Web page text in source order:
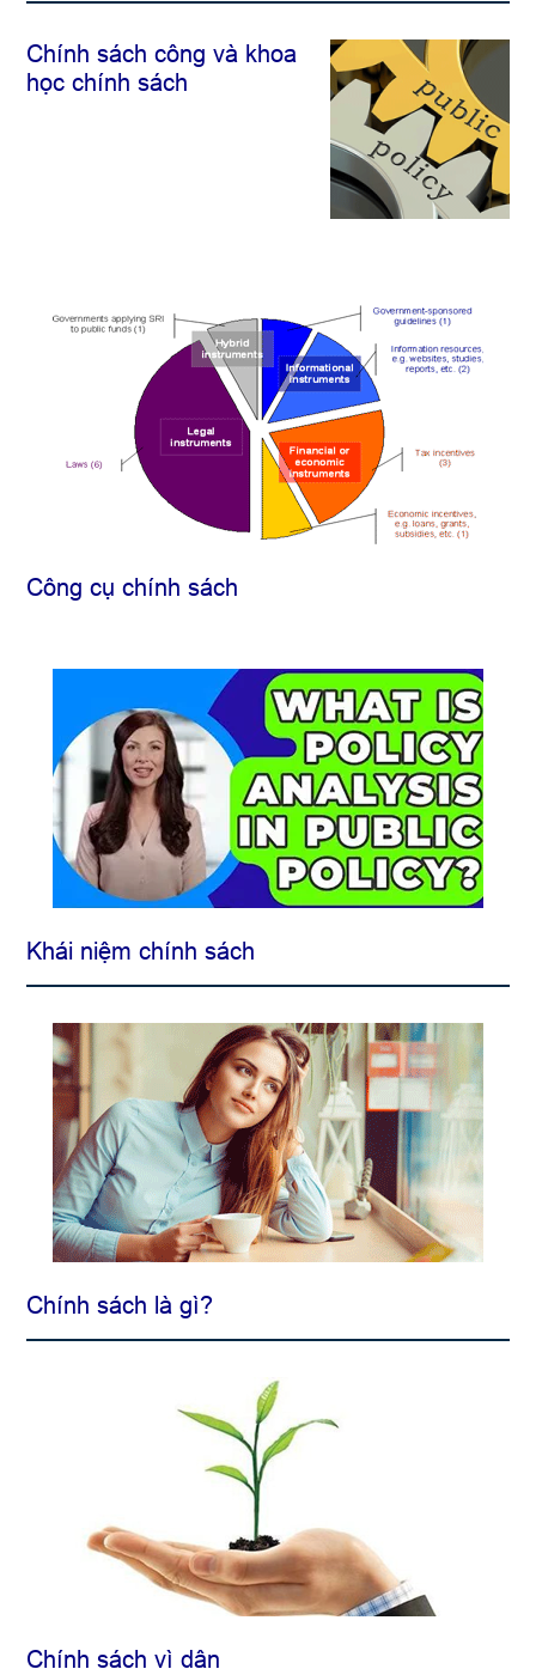
Chính sách công và khoa
học chính sách
Công cụ chính sách
Khái niệm chính sách
Chính sách là gì?
Chính sách vì dân